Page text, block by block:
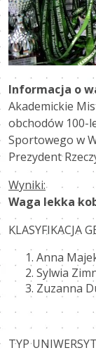
Informacja o
Akademickie
obchodów 100-
Sportowego w
Prezydent
Wyniki:
Waga lekka
KLASYFIKACJA
Anna
Sylwia
Zuzanna
TYP